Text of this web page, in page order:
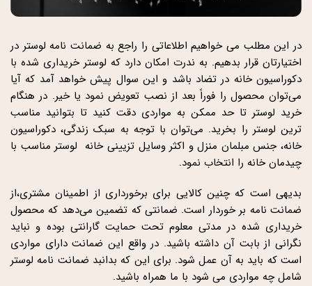
در این مطلب می خواهیم اطلاعاتی را راجع به ضمانت نامه لوستر در
اختیارتان قرار بدهیم. به ندرت امکان دارد که لوستر خریداری شده با
دکوراسیون خانه در تضاد باشد و این سوال پیش خواهد آمد که آیا
می‌توان محصول را فوراً بعد از نصب تعویض نمود یا خیر. در هنگام
خرید لوستر تا حد ممکن به مواردی دقت کنید تا بتوانید مناسب
ترین لوستر را بخرید. می‌توان با توجه به سبک زندگی، دکوراسیون
خانه، جنس مبلمان منزل و اکثر وسایل تزیینی خانه لوستر مناسب با
چیدمان خانه را انتخاب نمود.
بدیهی است که چنین کالایی برای برخورداری از اطمینان مشتری،از
ضمانت نامه بر خوردار است. ضمانتی که تضمین می‌دهد که محصول
خریداری شده در مدتی معلوم تحت حمایت گارانتی بوده و نباید
نگرانی از بابت آن داشته باشید. در واقع این ضمانت دارای مواردی
است که باید به آن عمل شود. برای این که بدانبد ضمانت نامه لوستر
شامل چه مواردی می شود با ما همراه باشید.